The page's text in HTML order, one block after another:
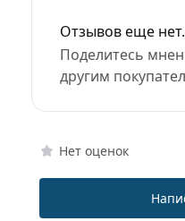
Отзывов еще
Поделитесь
другим
Нет оценок